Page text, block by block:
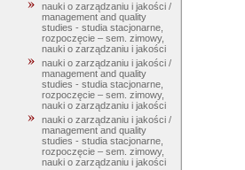
nauki o zarządzaniu i jakości /
management and quality
studies - studia stacjonarne,
rozpoczęcie – sem. zimowy,
nauki o zarządzaniu i jakości
nauki o zarządzaniu i jakości /
management and quality
studies - studia stacjonarne,
rozpoczęcie – sem. zimowy,
nauki o zarządzaniu i jakości
nauki o zarządzaniu i jakości /
management and quality
studies - studia stacjonarne,
rozpoczęcie – sem. zimowy,
nauki o zarządzaniu i jakości